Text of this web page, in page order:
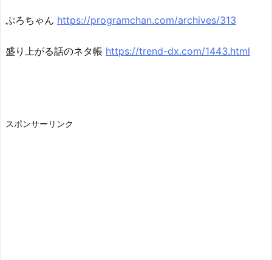
ぷろちゃん https://programchan.com/archives/313
盛り上がる話のネタ帳 https://trend-dx.com/1443.html
スポンサーリンク